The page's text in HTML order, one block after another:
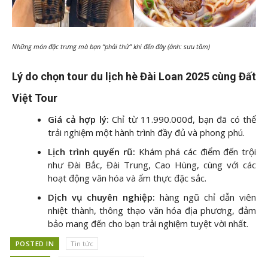
Những món đặc trưng mà bạn “phải thử” khi đến đây (ảnh: sưu tầm)
Lý do chọn tour du lịch hè Đài Loan 2025 cùng Đất
Việt Tour
Giá cả hợp lý: Chỉ từ 11.990.000đ, bạn đã có thể
trải nghiệm một hành trình đầy đủ và phong phú.
Lịch trình quyến rũ: Khám phá các điểm đến trội
như Đài Bắc, Đài Trung, Cao Hùng, cùng với các
hoạt động văn hóa và ẩm thực đặc sắc.
Dịch vụ chuyên nghiệp: hàng ngũ chỉ dẫn viên
nhiệt thành, thông thạo văn hóa địa phương, đảm
bảo mang đến cho bạn trải nghiệm tuyệt vời nhất.
POSTED IN Tin tức